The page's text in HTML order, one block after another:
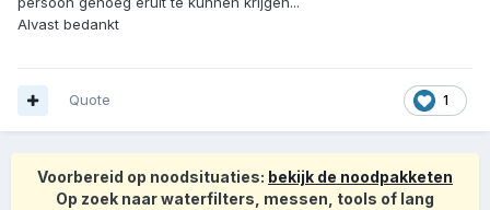
Alvast bedankt
1
Quote
Voorbereid op noodsituaties: bekijk de noodpakketen
Op zoek naar waterfilters, messen, tools of lang